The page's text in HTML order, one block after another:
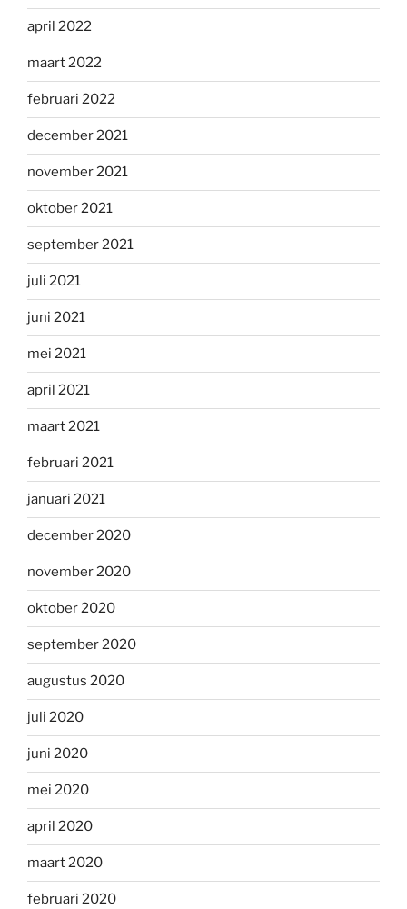
april 2022
maart 2022
februari 2022
december 2021
november 2021
oktober 2021
september 2021
juli 2021
juni 2021
mei 2021
april 2021
maart 2021
februari 2021
januari 2021
december 2020
november 2020
oktober 2020
september 2020
augustus 2020
juli 2020
juni 2020
mei 2020
april 2020
maart 2020
februari 2020